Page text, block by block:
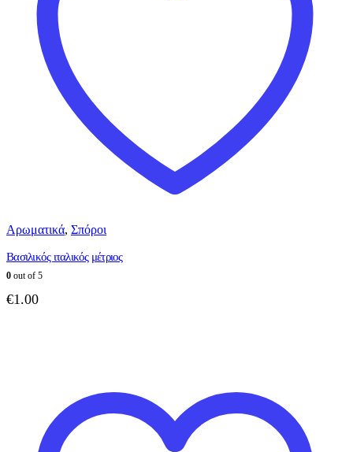
Αρωματικά, Σπόροι
Βασιλικός ιταλικός μέτριος
0 out of 5
€1.00